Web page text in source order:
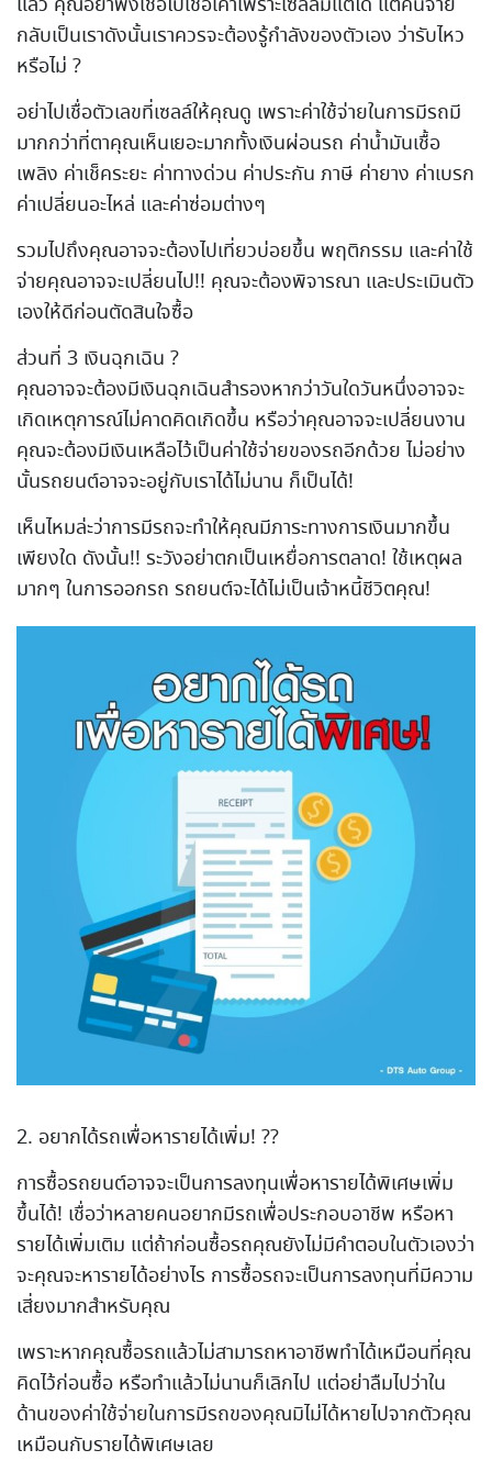
กลับเป็นเราดังนั้นเราควรจะต้องรู้กำลังของตัวเอง ว่ารับไหว
หรือไม่ ?
อย่าไปเชื่อตัวเลขที่เซลล์ให้คุณดู เพราะค่าใช้จ่ายในการมีรถมี
มากกว่าที่ตาคุณเห็นเยอะมากทั้งเงินผ่อนรถ ค่าน้ำมันเชื้อ
เพลิง ค่าเช็คระยะ ค่าทางด่วน ค่าประกัน ภาษี ค่ายาง ค่าเบรก
ค่าเปลี่ยนอะไหล่ และค่าซ่อมต่างๆ
รวมไปถึงคุณอาจจะต้องไปเที่ยวบ่อยขึ้น พฤติกรรม และค่าใช้
จ่ายคุณอาจจะเปลี่ยนไป!! คุณจะต้องพิจารณา และประเมินตัว
เองให้ดีก่อนตัดสินใจซื้อ
ส่วนที่ 3 เงินฉุกเฉิน ?
คุณอาจจะต้องมีเงินฉุกเฉินสำรองหากว่าวันใดวันหนึ่งอาจจะ
เกิดเหตุการณ์ไม่คาดคิดเกิดขึ้น หรือว่าคุณอาจจะเปลี่ยนงาน
คุณจะต้องมีเงินเหลือไว้เป็นค่าใช้จ่ายของรถอีกด้วย ไม่อย่าง
นั้นรถยนต์อาจจะอยู่กับเราได้ไม่นาน ก็เป็นได้!
เห็นไหมล่ะว่าการมีรถจะทำให้คุณมีภาระทางการเงินมากขึ้น
เพียงใด ดังนั้น!! ระวังอย่าตกเป็นเหยื่อการตลาด! ใช้เหตุผล
มากๆ ในการออกรถ รถยนต์จะได้ไม่เป็นเจ้าหนี้ชีวิตคุณ!
2. อยากได้รถเพื่อหารายได้เพิ่ม! ??
การซื้อรถยนต์อาจจะเป็นการลงทุนเพื่อหารายได้พิเศษเพิ่ม
ขึ้นได้! เชื่อว่าหลายคนอยากมีรถเพื่อประกอบอาชีพ หรือหา
รายได้เพิ่มเติม แต่ถ้าก่อนซื้อรถคุณยังไม่มีคำตอบในตัวเองว่า
จะคุณจะหารายได้อย่างไร การซื้อรถจะเป็นการลงทุนที่มีความ
เสี่ยงมากสำหรับคุณ
เพราะหากคุณซื้อรถแล้วไม่สามารถหาอาชีพทำได้เหมือนที่คุณ
คิดไว้ก่อนซื้อ หรือทำแล้วไม่นานก็เลิกไป แต่อย่าลืมไปว่าใน
ด้านของค่าใช้จ่ายในการมีรถของคุณมิไม่ได้หายไปจากตัวคุณ
เหมือนกับรายได้พิเศษเลย